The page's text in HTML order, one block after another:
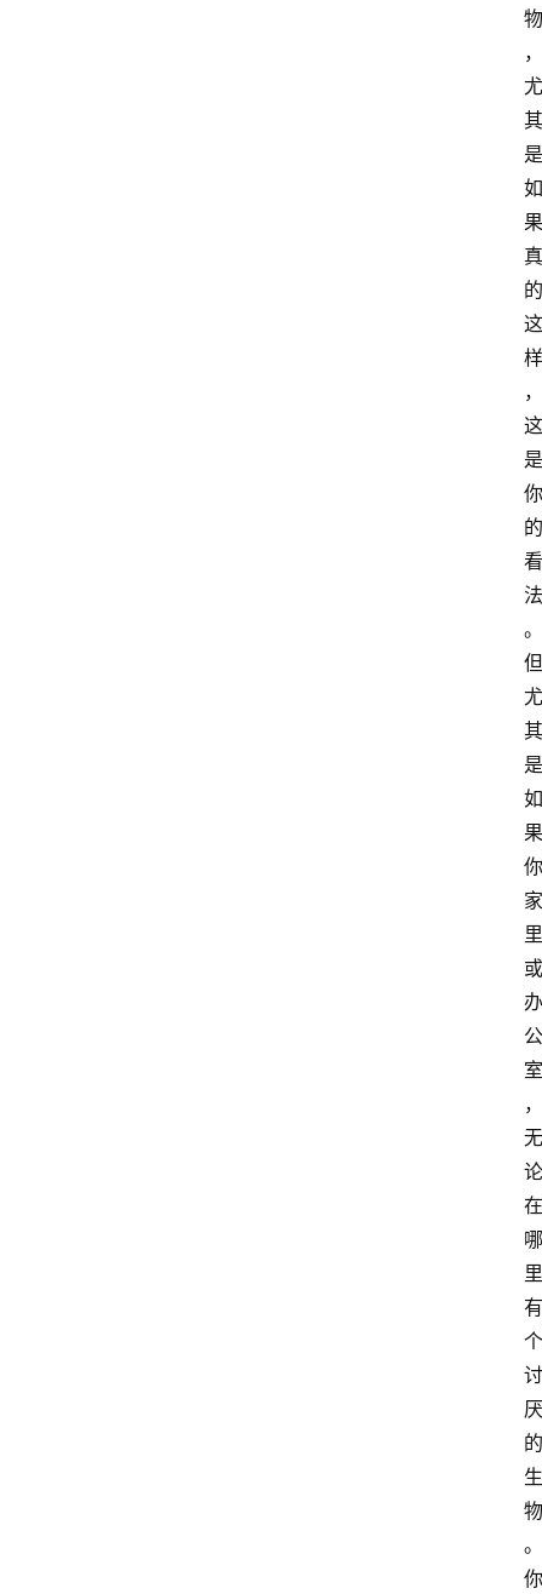
物
，
尤
其
是
如
果
真
的
这
样
，
这
是
你
的
看
法
。
但
尤
其
是
如
果
你
家
里
或
办
公
室
，
无
论
在
哪
里
有
个
讨
厌
的
生
物
。
你